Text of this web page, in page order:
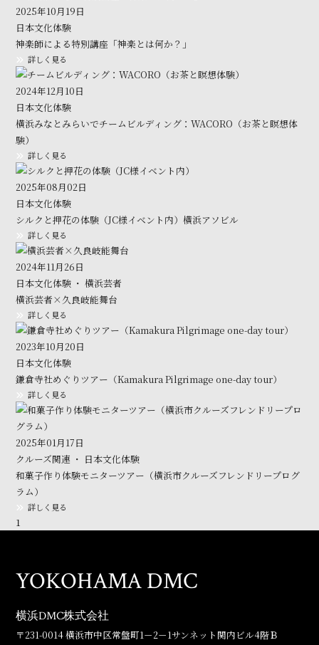
2025年10月19日
日本文化体験
神楽師による特別講座「神楽とは何か？」
詳しく見る
2024年12月10日
日本文化体験
横浜みなとみらいでチームビルディング：WACORO（お茶と瞑想体
験）
詳しく見る
2025年08月02日
日本文化体験
シルクと押花の体験（JC様イベント内）横浜アソビル
詳しく見る
2024年11月26日
日本文化体験 ・ 横浜芸者
横浜芸者×久良岐能舞台
詳しく見る
2023年10月20日
日本文化体験
鎌倉寺社めぐりツアー（Kamakura Pilgrimage one-day tour）
詳しく見る
2025年01月17日
クルーズ関連 ・ 日本文化体験
和菓子作り体験モニターツアー（横浜市クルーズフレンドリープログ
ラム）
詳しく見る
1
YOKOHAMA DMC
横浜DMC株式会社
〒231-0014 横浜市中区常盤町1－2－1サンネット関内ビル4階Ｂ